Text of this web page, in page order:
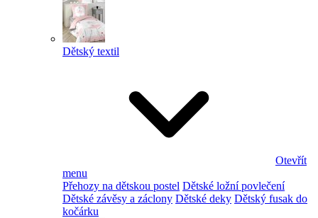
Dětský textil
Otevřít
menu
Přehozy na dětskou postel Dětské ložní povlečení
Dětské závěsy a záclony Dětské deky Dětský fusak do
kočárku